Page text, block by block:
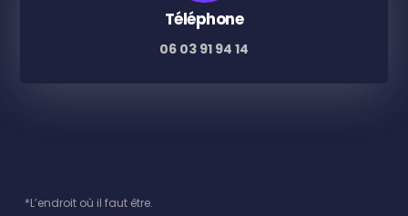
Téléphone
06 03 91 94 14
*L’endroit où il faut être.